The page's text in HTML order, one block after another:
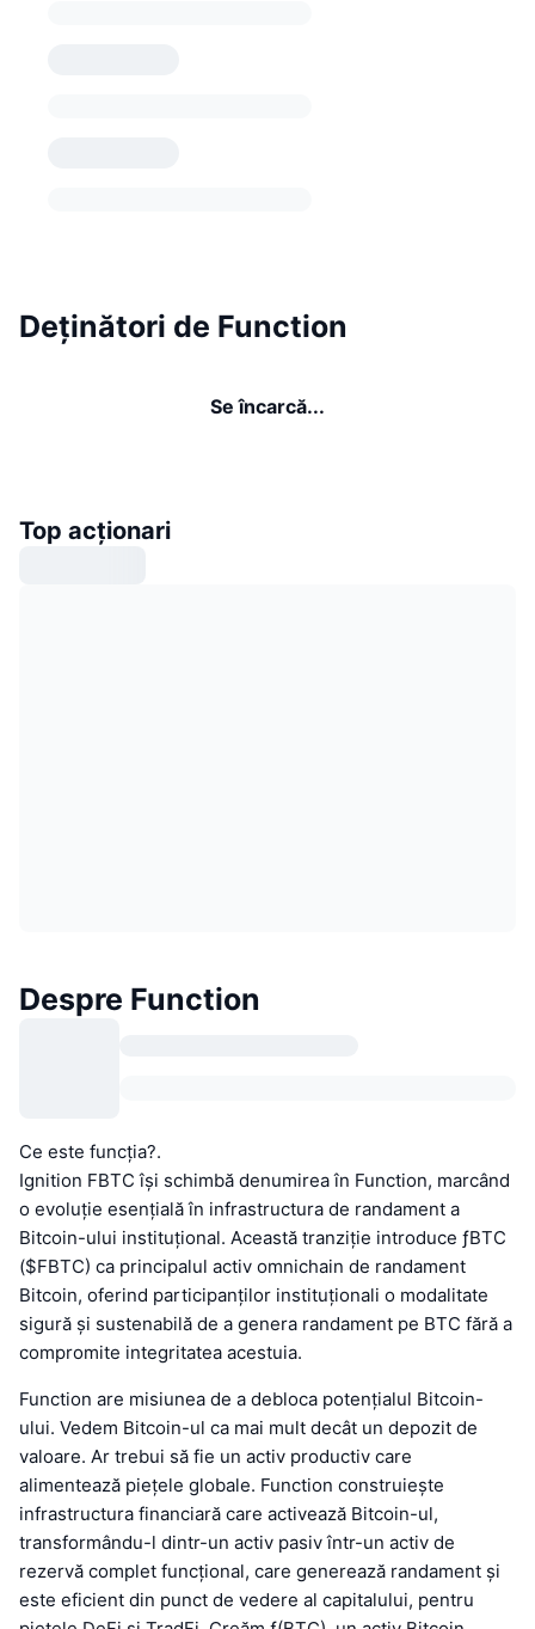
Deținători de Function
Se încarcă...
Top acționari
Despre Function
Ce este funcția?.
Ignition FBTC își schimbă denumirea în Function, marcând
o evoluție esențială în infrastructura de randament a
Bitcoin-ului instituțional. Această tranziție introduce ƒBTC
($FBTC) ca principalul activ omnichain de randament
Bitcoin, oferind participanților instituționali o modalitate
sigură și sustenabilă de a genera randament pe BTC fără a
compromite integritatea acestuia.
Function are misiunea de a debloca potențialul Bitcoin-
ului. Vedem Bitcoin-ul ca mai mult decât un depozit de
valoare. Ar trebui să fie un activ productiv care
alimentează piețele globale. Function construiește
infrastructura financiară care activează Bitcoin-ul,
transformându-l dintr-un activ pasiv într-un activ de
rezervă complet funcțional, care generează randament și
este eficient din punct de vedere al capitalului, pentru